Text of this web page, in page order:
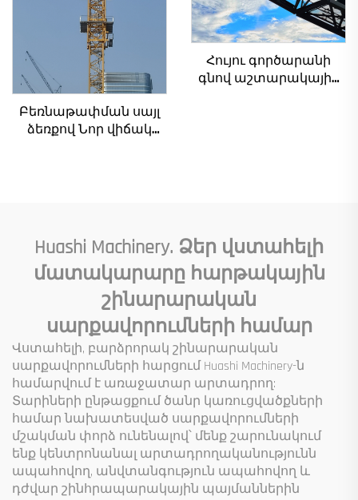
Բեռնաթափման սայլ
ձեռքով Նոր վիճակ
մանժեթ պոմպ շարժիչ
Ներքին
բեռնվածություն
Հույու գործարանի
գնով աշտարակային
Huashi Machinery. Ձեր վստահելի
մատակարարը հարթակային
շինարարական
սարքավորումների համար
Վստահելի, բարձրորակ շինարարական
սարքավորումների հարցում Huashi Machinery-ն
համարվում է առաջատար արտադրող:
Տարիների ընթացքում ծանր կառուցվածքների
համար նախատեսված սարքավորումների
մշակման փորձ ունենալով՝ մենք շարունակում
ենք կենտրոնանալ արտադրողականությունն
ապահովող, անվտանգություն ապահովող և
դժվար շինհրապարակային պայմաններին